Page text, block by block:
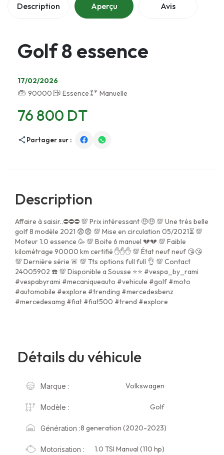
Description Aperçu Avis
Golf 8 essence
17/02/2026
90000
Essence Manuelle
76 800 DT
Partager sur :
Description
Affaire à saisir..⛔⛔⛔ 💯 Prix intéressant 🤑🤑 💯 Une très belle
golf 8 modèle 2021 😨😨 💯 Mise en circulation 05/2021⏳ 💯
Moteur 1.0 essence 🥳 💯 Boite 6 manuel 💔💔 💯 Faible
kilométrage 90000 km certifié ✋✋✋ 💯 État neuf neuf 😘😘
💯 Dernière série 🚨 💯 Tts options full full 👌 💯 Contact
24005902 ☎️ 💯 Disponible a Sousse ⭐⭐ #vespa_by_rami
#vespabyrami #mecaniqueauto #vehicule #golf #moto
#automobile #explore #trending #mercedesbenz
#mercedesamg #fiat #fiat500 #trend #explore
Détails du véhicule
Marque : Volkswagen
Modèle : Golf
Génération :8 generation (2020-2023)
Motorisation : 1.0 TSI Manual (110 hp)